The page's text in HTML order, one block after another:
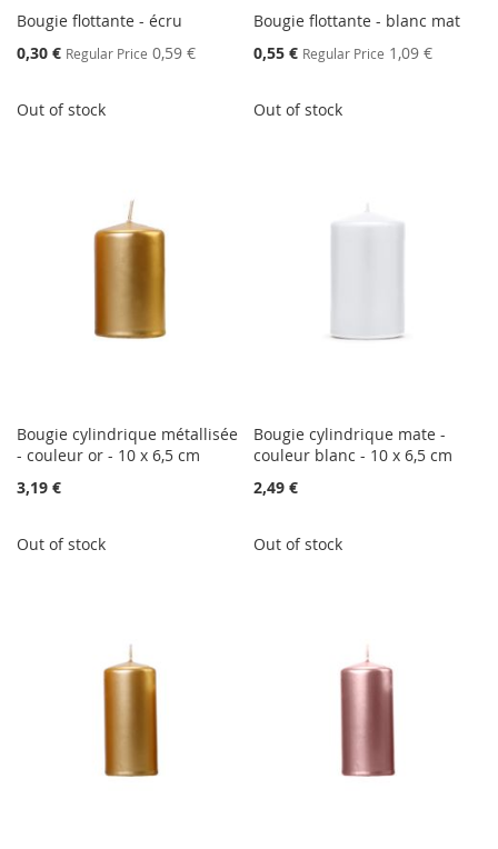
Bougie flottante - écru
Special
0,30 € Regular Price 0,59 €
Out of stock
Bougie flottante - blanc mat
Special
0,55 € Regular Price 1,09 €
Out of stock
Bougie cylindrique métallisée
- couleur or - 10 x 6,5 cm
3,19 €
Out of stock
Bougie cylindrique mate -
couleur blanc - 10 x 6,5 cm
2,49 €
Out of stock